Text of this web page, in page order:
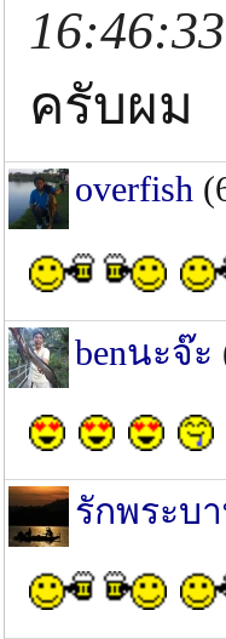
16:46:33
ครับผม
overfish
benนะจ๊ะ
รักพระบ